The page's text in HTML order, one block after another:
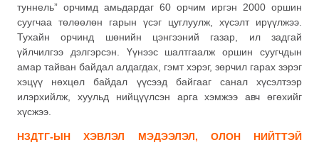
туннель” орчимд амьдардаг 60 орчим иргэн 2000 оршин
суугчаа төлөөлөн гарын үсэг цуглуулж, хүсэлт ирүүлжээ.
Тухайн орчинд шөнийн цэнгээний газар, ил задгай
үйлчилгээ дэлгэрсэн. Үүнээс шалтгаалж оршин суугчдын
амар тайван байдал алдагдах, гэмт хэрэг, зөрчил гарах зэрэг
хэцүү нөхцөл байдал үүсээд байгааг санал хүсэлтээр
илэрхийлж, хуульд нийцүүлсэн арга хэмжээ авч өгөхийг
хүсжээ.
НЗДТГ-ЫН ХЭВЛЭЛ МЭДЭЭЛЭЛ, ОЛОН НИЙТТЭЙ